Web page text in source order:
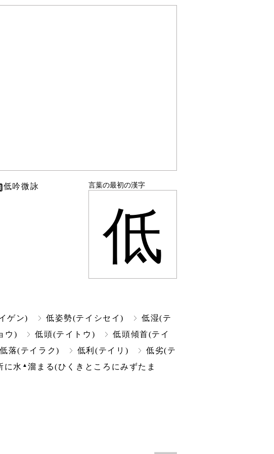
低吟微詠 言葉の最初の漢字
低
ゲン) 低姿勢(テイシセイ)
低湿(テ
ウ) 低頭(テイトウ)
低頭傾首(テイ
低落(テイラク) 低利(テイリ)
低劣(テ
に水 ▲溜まる(ひくきところにみずたま